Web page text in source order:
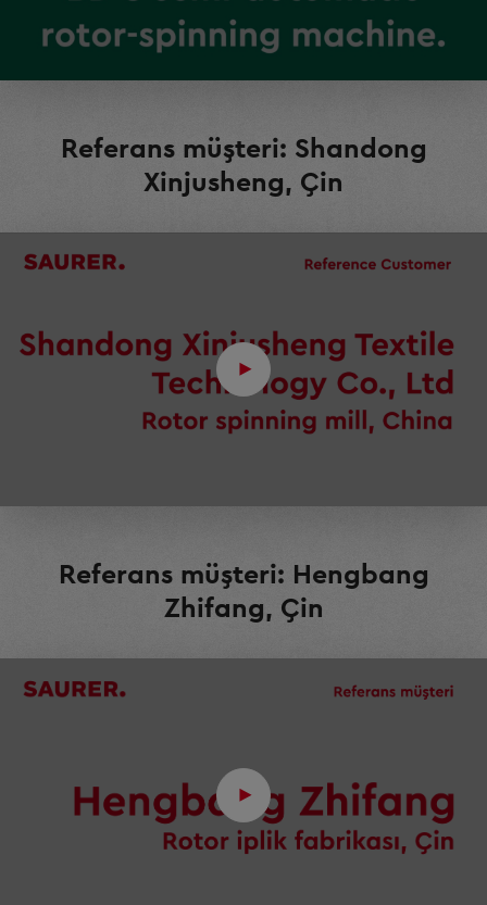
Referans müşteri: Shandong
Xinjusheng, Çin
Referans müşteri: Hengbang
Zhifang, Çin